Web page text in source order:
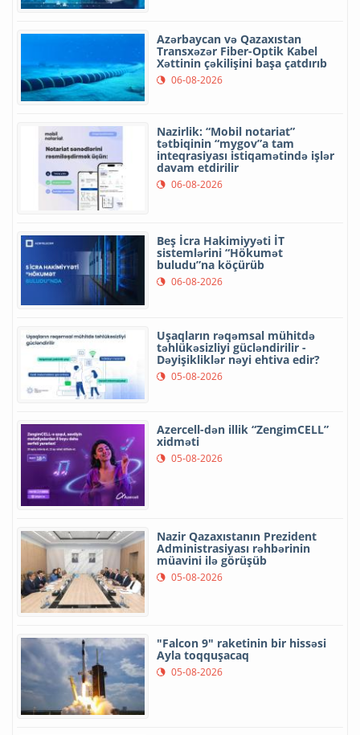
Azərbaycan və Qazaxıstan
Transxəzər Fiber-Optik Kabel
Xəttinin çəkilişini başa çatdırıb
06-08-2026
Nazirlik: “Mobil notariat”
tətbiqinin “mygov”a tam
inteqrasiyası istiqamətində işlər
davam etdirilir
06-08-2026
Beş İcra Hakimiyyəti İT
sistemlərini “Hökumət
buludu”na köçürüb
06-08-2026
Uşaqların rəqəmsal mühitdə
təhlükəsizliyi gücləndirilir -
Dəyişikliklər nəyi ehtiva edir?
05-08-2026
Azercell-dən illik “ZengimCELL”
xidməti
05-08-2026
Nazir Qazaxıstanın Prezident
Administrasiyası rəhbərinin
müavini ilə görüşüb
05-08-2026
"Falcon 9" raketinin bir hissəsi
Ayla toqquşacaq
05-08-2026